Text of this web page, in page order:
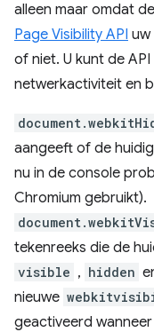
alleen maar omdat
Page Visibility API uw
of niet. U kunt de
netwerkactiviteit en
aangeeft of de
nu in de console
Chromium gebruikt).
tekenreeks die de
visible , hidden
nieuwe
geactiveerd